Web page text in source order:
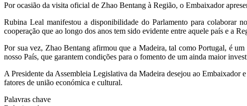
Por ocasião da visita oficial de Zhao Bentang à Região, o Embaixador
Rubina Leal manifestou a disponibilidade do Parlamento para colaborar
cooperação que ao longo dos anos tem sido evidente entre aquele país e a
Por sua vez, Zhao Bentang afirmou que a Madeira, tal como Portugal, é
nosso País, que garantem condições para o fomento de um ainda maior
A Presidente da Assembleia Legislativa da Madeira desejou ao Embaixador
fatores de união económica e cultural.
Palavras chave